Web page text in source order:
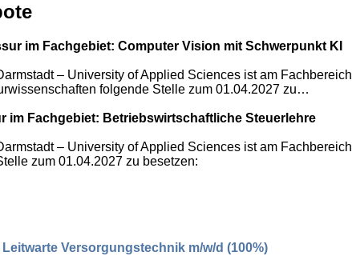
im Fachgebiet: Computer Vision mit Schwerpunkt KI
– University of Applied Sciences ist am Fachbereich
folgende Stelle zum 01.04.2027 zu…
im Fachgebiet: Betriebswirtschaftliche Steuerlehre
– University of Applied Sciences ist am Fachbereich
zum 01.04.2027 zu besetzen:
Versorgungstechnik m/w/d (100%)